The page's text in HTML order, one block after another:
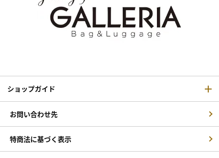
ショップガイド
お問い合わせ先
特商法に基づく表示